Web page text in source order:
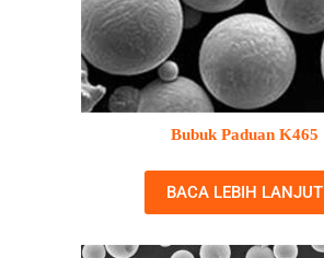
Bubuk Paduan K465
BACA LEBIH LANJUT